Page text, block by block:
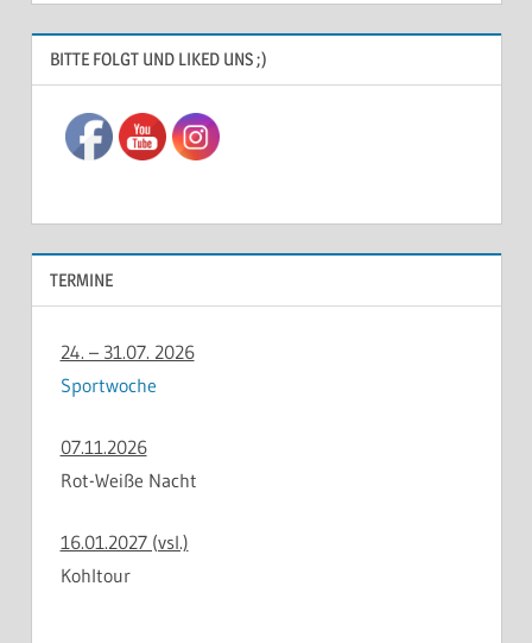
BITTE FOLGT UND LIKED UNS ;)
TERMINE
24. – 31.07. 2026
Sportwoche
07.11.2026
Rot-Weiße Nacht
16.01.2027 (vsl.)
Kohltour